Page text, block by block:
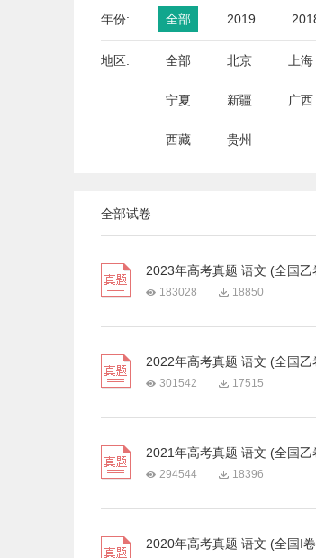
年份: 全部 2019
地区: 全部 北京 上海
宁夏 新疆 广西
西藏 贵州
全部试卷
2023年高考真题 语文 (全国乙
183028 18850
2022年高考真题 语文 (全国乙
301542 17515
2021年高考真题 语文 (全国乙
294544 18396
2020年高考真题 语文 (全国I